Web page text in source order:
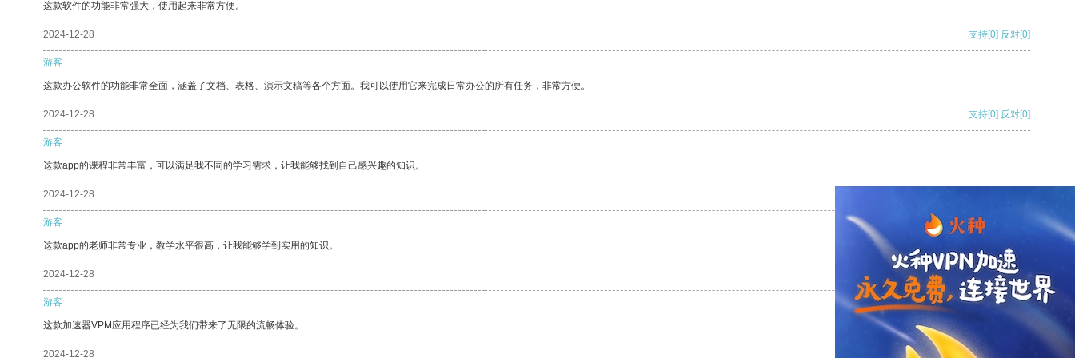
这款软件的功能非常强大，使用起来非常方便。
2024-12-28 支持[0] 反对[0]
游客
这款办公软件的功能非常全面，涵盖了文档、表格、演示文稿等各个方面。我可以使用它来完成日常办公的所有任务，非常方便。
2024-12-28 支持[0] 反对[0]
游客
这款app的课程非常丰富，可以满足我不同的学习需求，让我能够找到自己感兴趣的知识。
2024-12-28
游客
这款app的老师非常专业，教学水平很高，让我能够学到实用的知识。
2024-12-28 支持 [0] 反对 [0]
游客
这款加速器VPM应用程序已经为我们带来了无限的流畅体验。
2024-12-28 支持